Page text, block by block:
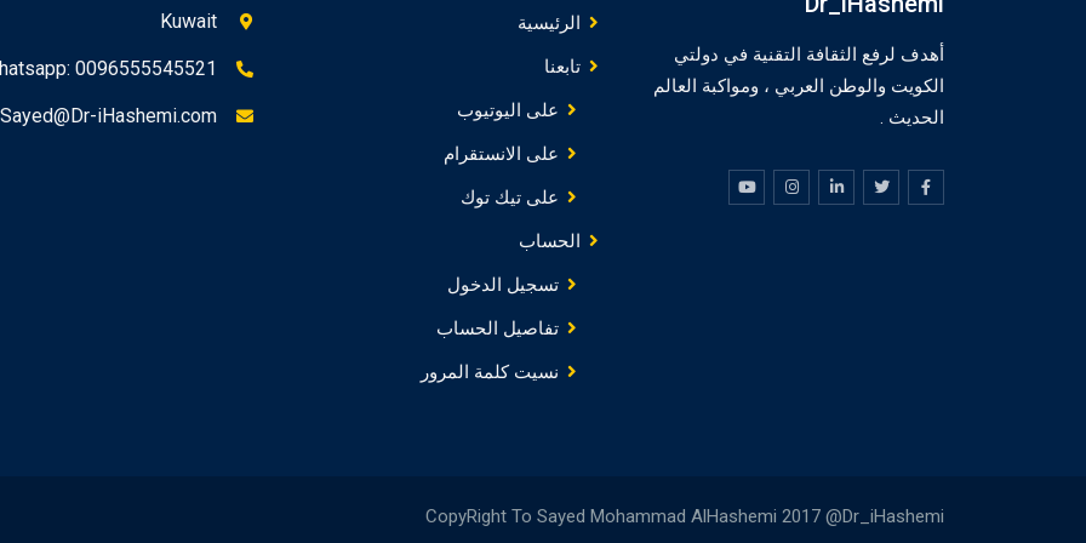
أهدف لرفع الثقافة التقنية في دولتي
الكويت والوطن العربي ، ومواكبة العالم
الحديث .
الرئيسية
تابعنا
على اليوتيوب
على الانستقرام
على تيك توك
الحساب
تسجيل الدخول
تفاصيل الحساب
نسيت كلمة المرور
Kuwait
0096555545521
Sayed@Dr-iHashemi.com
CopyRight To Sayed Mohammad AlHashemi 2017 @Dr_iHashemi